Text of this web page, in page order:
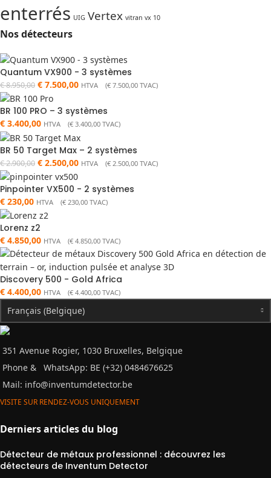
enterrés UIG Vertex vitran vx 10
Nos détecteurs
Quantum VX900 - 3 systèmes
€8.950,00 € 7.500,00 HTVA (€ 7.500,00 TVAC)
BR 100 PRO – 3 systèmes
€ 3.400,00 HTVA (€ 3.400,00 TVAC)
BR 50 Target Max – 2 systèmes
€2.900,00 € 2.500,00 HTVA (€ 2.500,00 TVAC)
Pinpointer VX500 - 2 systèmes
€ 230,00 HTVA (€ 230,00 TVAC)
Lorenz z2
€ 4.850,00 HTVA (€ 4.850,00 TVAC)
Discovery 500 - Gold Africa
€ 4.400,00 HTVA (€ 4.400,00 TVAC)
Français (Belgique)
351 Avenue Rogier, 1030 Bruxelles, Belgique
Phone &
WhatsApp: BE (+32) 0484676625
Mail: info@inventumdetector.be
VISITE SUR RENDEZ-VOUS UNIQUEMENT
Derniers articles du blog
Détecteur de métaux professionnel : découvrez les
détecteurs de Inventum Detector